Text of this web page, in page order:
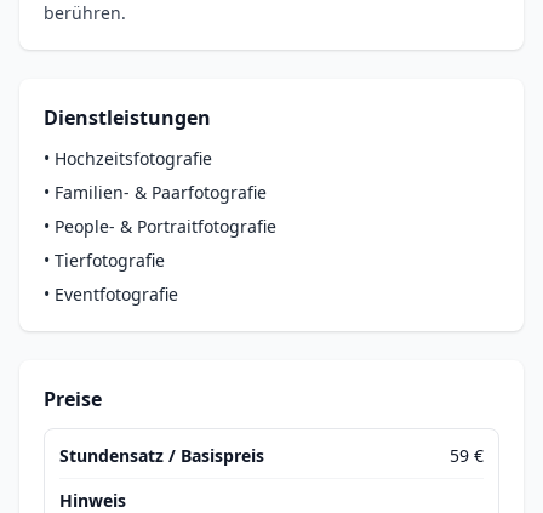
berühren.
Dienstleistungen
• Hochzeitsfotografie
• Familien- & Paarfotografie
• People- & Portraitfotografie
• Tierfotografie
• Eventfotografie
Preise
Stundensatz / Basispreis
59 €
Hinweis